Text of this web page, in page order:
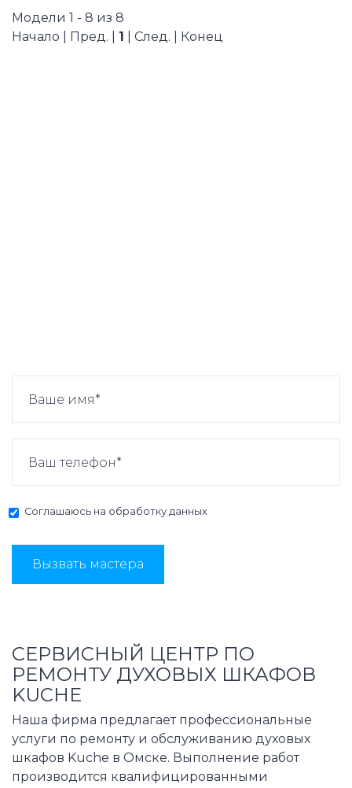
Модели 1 - 8 из 8
Начало | Пред. | 1 | След. | Конец
Соглашаюсь на обработку данных
Вызвать мастера
СЕРВИСНЫЙ ЦЕНТР ПО
РЕМОНТУ ДУХОВЫХ ШКАФОВ
KUCHE
Наша фирма предлагает профессиональные
услуги по ремонту и обслуживанию духовых
шкафов Kuche в Омске. Выполнение работ
производится квалифицированными